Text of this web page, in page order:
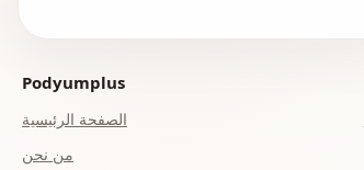
Podyumplus
الصفحة الرئيسية
من نحن